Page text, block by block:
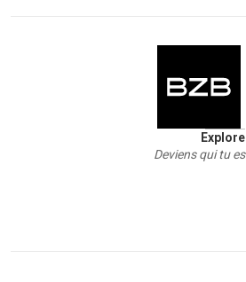
Explore
Deviens qui tu es